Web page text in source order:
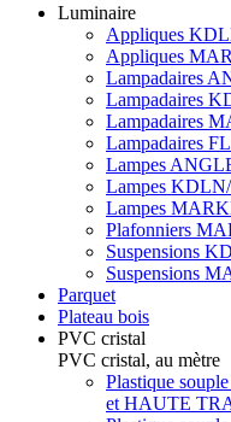
Luminaire
Appliques
Appliques
Lampadaires
Lampadaires
Lampadaires
Lampadaires
Lampes
Lampes
Lampes
Plafonniers
Suspensions
Suspensions
Parquet
Plateau bois
PVC cristal
PVC cristal, au mètre
Plastique
et HAUTE